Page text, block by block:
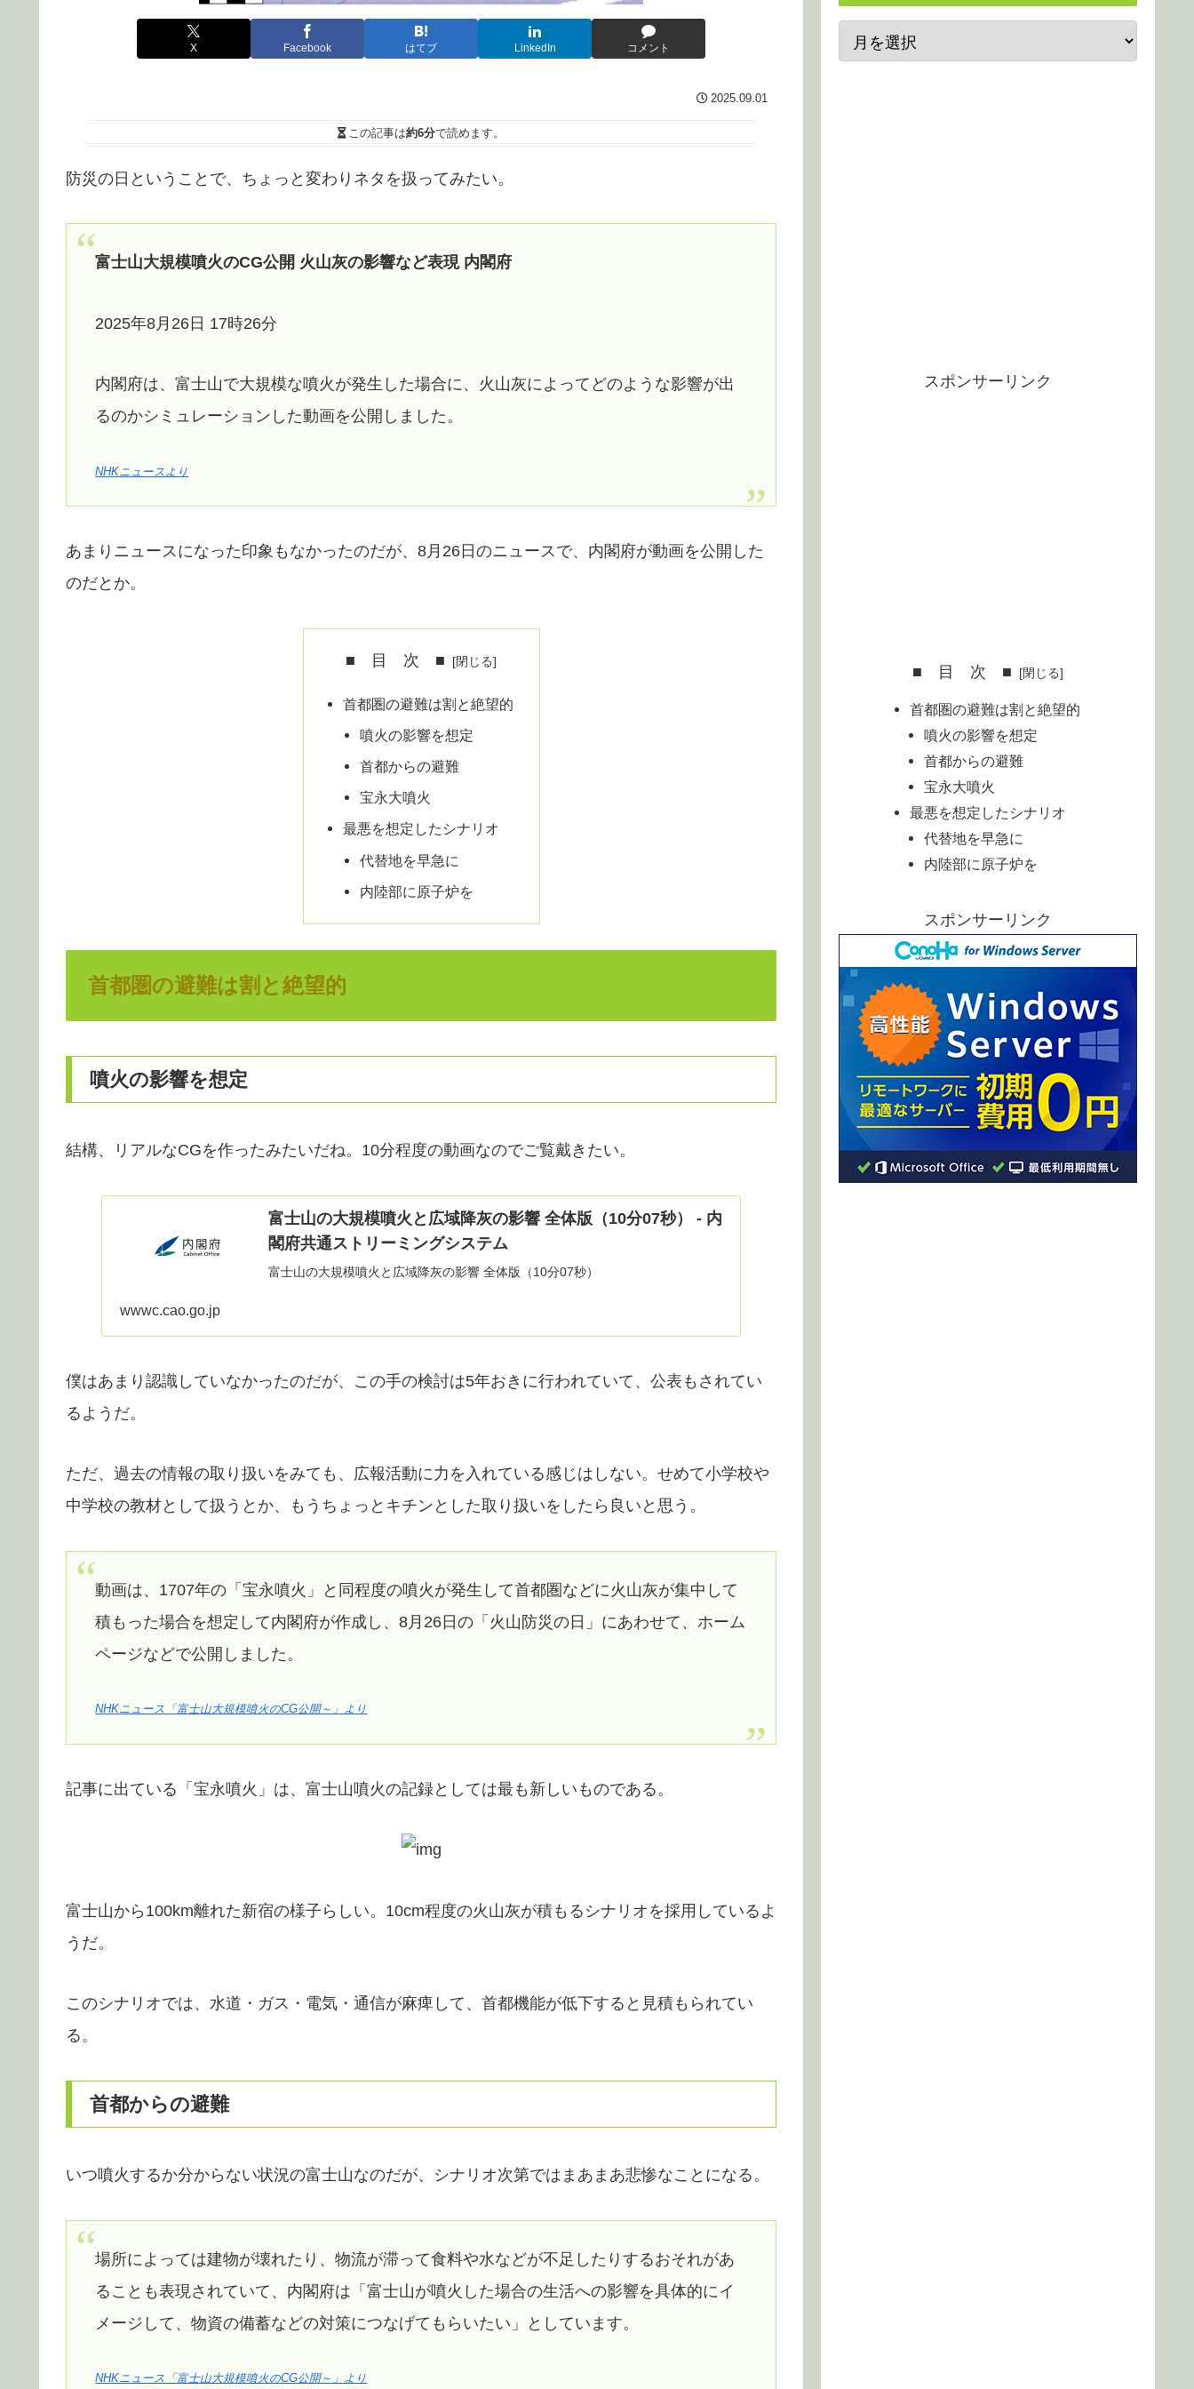
X Facebook はてブ LinkedIn コメント
2025.09.01
この記事は約6分で読めます。
防災の日ということで、ちょっと変わりネタを扱ってみたい。
富士山大規模噴火のCG公開 火山灰の影響など表現 内閣府
2025年8月26日 17時26分
内閣府は、富士山で大規模な噴火が発生した場合に、火山灰によってどのような影響が出
るのかシミュレーションした動画を公開しました。
NHKニュースより
あまりニュースになった印象もなかったのだが、8月26日のニュースで、内閣府が動画を公開した
のだとか。
■ 目 次 ■
首都圏の避難は割と絶望的
噴火の影響を想定
首都からの避難
宝永大噴火
最悪を想定したシナリオ
代替地を早急に
内陸部に原子炉を
首都圏の避難は割と絶望的
噴火の影響を想定
結構、リアルなCGを作ったみたいだね。10分程度の動画なのでご覧戴きたい。
富士山の大規模噴火と広域降灰の影響 全体版（10分07秒） - 内
閣府共通ストリーミングシステム
富士山の大規模噴火と広域降灰の影響 全体版（10分07秒）
wwwc.cao.go.jp
僕はあまり認識していなかったのだが、この手の検討は5年おきに行われていて、公表もされてい
るようだ。
ただ、過去の情報の取り扱いをみても、広報活動に力を入れている感じはしない。せめて小学校や
中学校の教材として扱うとか、もうちょっとキチンとした取り扱いをしたら良いと思う。
動画は、1707年の「宝永噴火」と同程度の噴火が発生して首都圏などに火山灰が集中して
積もった場合を想定して内閣府が作成し、8月26日の「火山防災の日」にあわせて、ホーム
ページなどで公開しました。
NHKニュース「富士山大規模噴火のCG公開～」より
記事に出ている「宝永噴火」は、富士山噴火の記録としては最も新しいものである。
富士山から100km離れた新宿の様子らしい。10cm程度の火山灰が積もるシナリオを採用しているよ
うだ。
このシナリオでは、水道・ガス・電気・通信が麻痺して、首都機能が低下すると見積もられてい
る。
首都からの避難
いつ噴火するか分からない状況の富士山なのだが、シナリオ次第ではまあまあ悲惨なことになる。
場所によっては建物が壊れたり、物流が滞って食料や水などが不足したりするおそれがあ
ることも表現されていて、内閣府は「富士山が噴火した場合の生活への影響を具体的にイ
メージして、物資の備蓄などの対策につなげてもらいたい」としています。
NHKニュース「富士山大規模噴火のCG公開～」より
スポンサーリンク
■ 目 次 ■
首都圏の避難は割と絶望的
噴火の影響を想定
首都からの避難
宝永大噴火
最悪を想定したシナリオ
代替地を早急に
内陸部に原子炉を
スポンサーリンク